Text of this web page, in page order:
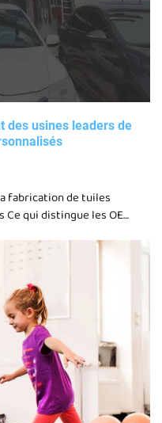
des usines leaders de
fabrication de tuiles
qui distingue les OEM
il existe
OEM (fabrication